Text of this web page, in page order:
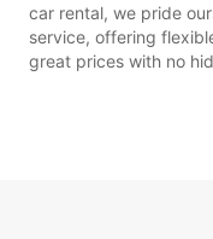
car rental, we pride
service, offering
great prices with no